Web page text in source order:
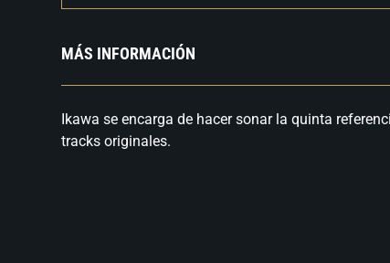
MÁS INFORMACIÓN
Ikawa se encarga de hacer sonar la quinta
tracks originales.